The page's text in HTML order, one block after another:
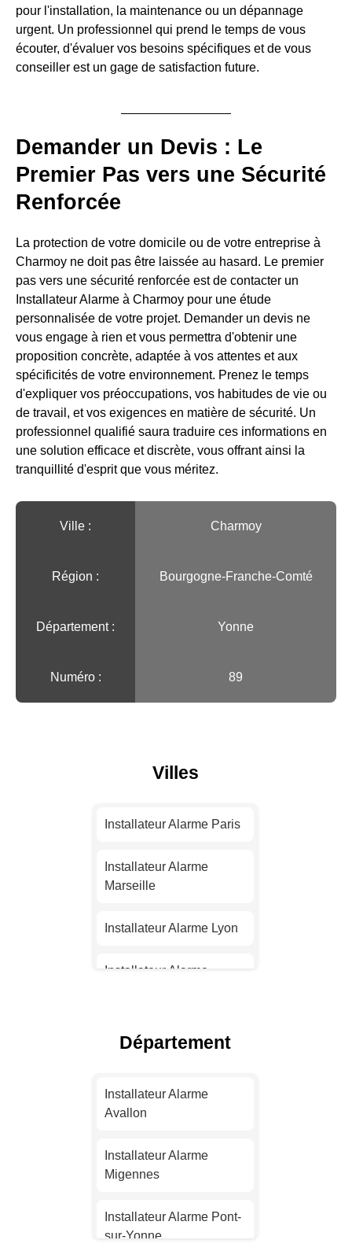
pour l'installation, la maintenance ou un dépannage
urgent. Un professionnel qui prend le temps de vous
écouter, d'évaluer vos besoins spécifiques et de vous
conseiller est un gage de satisfaction future.
Demander un Devis : Le
Premier Pas vers une Sécurité
Renforcée
La protection de votre domicile ou de votre entreprise à
Charmoy ne doit pas être laissée au hasard. Le premier
pas vers une sécurité renforcée est de contacter un
Installateur Alarme à Charmoy pour une étude
personnalisée de votre projet. Demander un devis ne
vous engage à rien et vous permettra d'obtenir une
proposition concrète, adaptée à vos attentes et aux
spécificités de votre environnement. Prenez le temps
d'expliquer vos préoccupations, vos habitudes de vie ou
de travail, et vos exigences en matière de sécurité. Un
professionnel qualifié saura traduire ces informations en
une solution efficace et discrète, vous offrant ainsi la
tranquillité d'esprit que vous méritez.
Ville :️ Charmoy
Région :️ Bourgogne-Franche-Comté
Département : Yonne
Numéro : 89
Villes
Installateur Alarme Paris
Installateur Alarme
Marseille
Installateur Alarme Lyon
Installateur Alarme
Installateur Alarme Nice
Nantes
Strasbourg
Montpellier
Département
Installateur Alarme
Avallon
Installateur Alarme
Migennes
Installateur Alarme Pont-
sur-Yonne